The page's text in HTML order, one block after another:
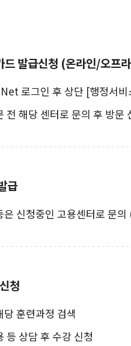
드 발급신청 (온라인/오프
로그인 후 상단 [행정서
전 해당 센터로 문의 후 방문
급
은 신청중인 고용센터로 문
청
훈련과정 검색
등 상담 후 수강 신청